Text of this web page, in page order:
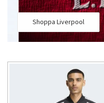
Shoppa Liverpool